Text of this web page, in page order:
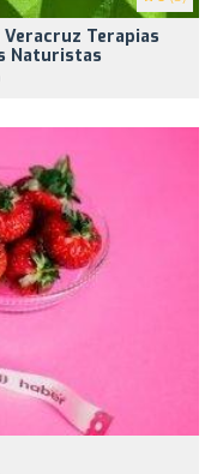
Terapias
Naturistas